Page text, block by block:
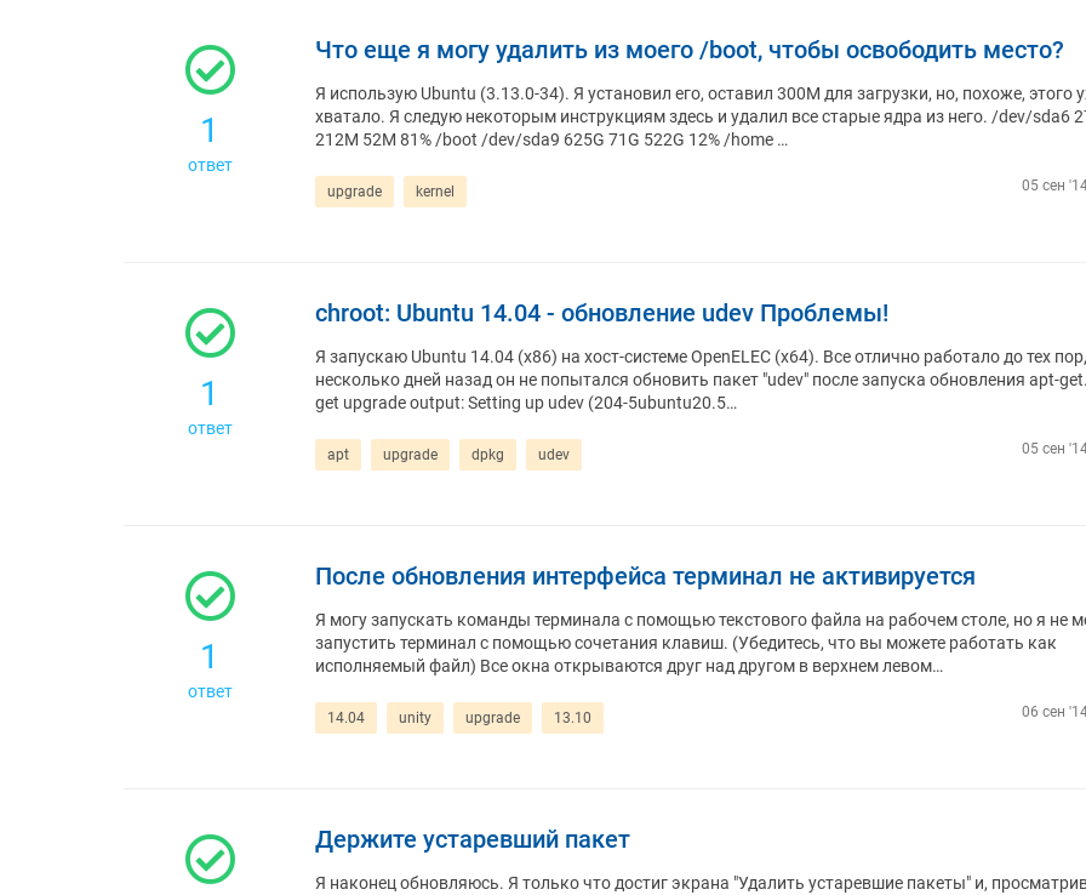
1
ответ
Что еще я могу удалить из моего /boot, чтобы освободить место?
Я использую Ubuntu (3.13.0-34). Я установил его, оставил 300М для загрузки, но, похоже, этого
хватало. Я следую некоторым инструкциям здесь и удалил все старые ядра из него. /dev/sda6
212M 52M 81% /boot /dev/sda9 625G 71G 522G 12% /home …
upgrade kernel 05 сен
1
ответ
chroot: Ubuntu 14.04 - обновление udev Проблемы!
Я запускаю Ubuntu 14.04 (x86) на хост-системе OpenELEC (x64). Все отлично работало до тех
несколько дней назад он не попытался обновить пакет "udev" после запуска обновления apt-
get upgrade output: Setting up udev (204-5ubuntu20.5…
apt upgrade dpkg udev 05 сен
1
ответ
После обновления интерфейса терминал не активируется
Я могу запускать команды терминала с помощью текстового файла на рабочем столе, но я не
запустить терминал с помощью сочетания клавиш. (Убедитесь, что вы можете работать как
исполняемый файл) Все окна открываются друг над другом в верхнем левом…
14.04 unity upgrade 13.10 06 сен
Держите устаревший пакет
Я наконец обновляюсь. Я только что достиг экрана "Удалить устаревшие пакеты" и,